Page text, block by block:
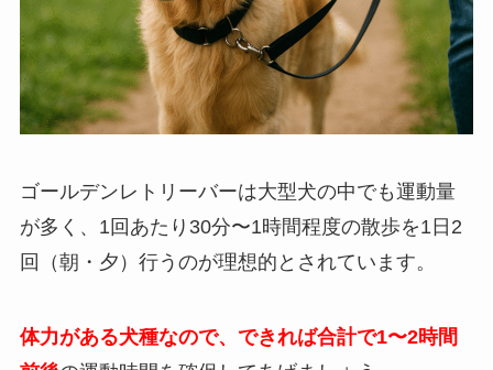
ゴールデンレトリーバーは大型犬の中でも運動量
が多く、1回あたり30分〜1時間程度の散歩を1日2
回（朝・夕）行うのが理想的とされています。
体力がある犬種なので、できれば合計で1〜2時間